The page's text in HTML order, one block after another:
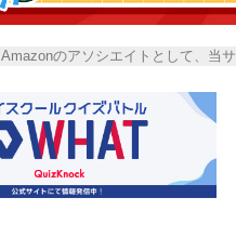
Amazonのアソシエイトとして、当